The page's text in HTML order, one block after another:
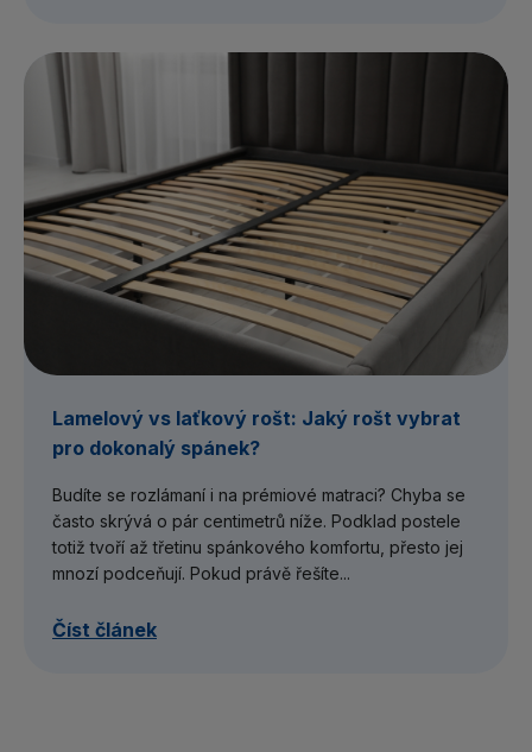
Lamelový vs laťkový rošt: Jaký rošt vybrat
pro dokonalý spánek?
Budíte se rozlámaní i na prémiové matraci? Chyba se
často skrývá o pár centimetrů níže. Podklad postele
totiž tvoří až třetinu spánkového komfortu, přesto jej
mnozí podceňují. Pokud právě řešíte...
Číst článek